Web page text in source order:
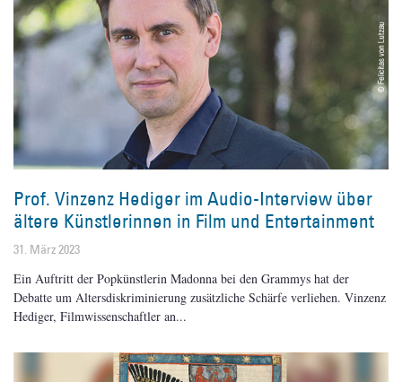
Prof. Vinzenz Hediger im Audio-Interview über
ältere Künstlerinnen in Film und Entertainment
31. März 2023
Ein Auftritt der Popkünstlerin Madonna bei den Grammys hat der
Debatte um Altersdiskriminierung zusätzliche Schärfe verliehen. Vinzenz
Hediger, Filmwissenschaftler an